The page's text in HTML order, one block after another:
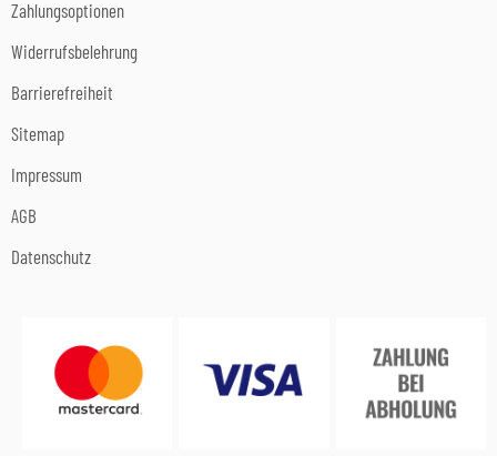
Zahlungsoptionen
Widerrufsbelehrung
Barrierefreiheit
Sitemap
Impressum
AGB
Datenschutz